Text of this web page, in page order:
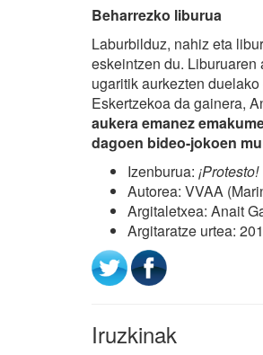
Beharrezko liburua
Laburbilduz, nahiz eta
eskeintzen du.
ugaritik aurkezten
Eskertzekoa da gainera,
aukera emanez
dagoen bideo-jokoen
Izenburua:
Autorea: VVAA
Argitaletxea: Anait
Argitaratze urtea:
Iruzkinak